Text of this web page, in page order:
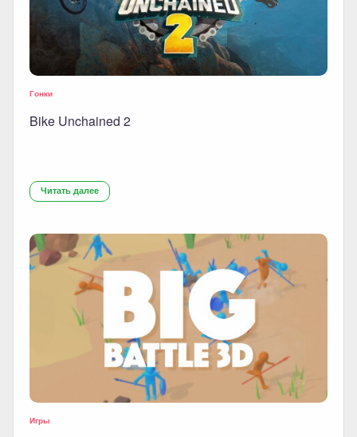
Гонки
Bike Unchained 2
Читать далее
Игры